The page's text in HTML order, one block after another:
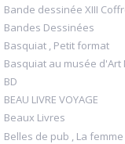
Bande dessinée XIII
Bandes Dessinées
Basquiat , Petit format
Basquiat au musée
BD
BEAU LIVRE VOYAGE
Beaux Livres
Belles de pub , La